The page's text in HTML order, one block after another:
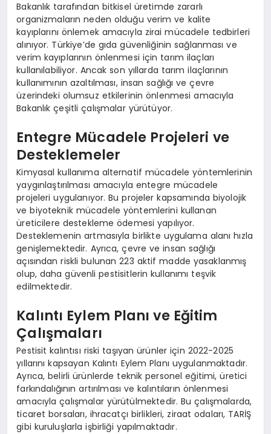
Bakanlık tarafından bitkisel üretimde zararlı
organizmaların neden olduğu verim ve kalite
kayıplarını önlemek amacıyla zirai mücadele tedbirleri
alınıyor. Türkiye’de gıda güvenliğinin sağlanması ve
verim kayıplarının önlenmesi için tarım ilaçları
kullanılabiliyor. Ancak son yıllarda tarım ilaçlarının
kullanımının azaltılması, insan sağlığı ve çevre
üzerindeki olumsuz etkilerinin önlenmesi amacıyla
Bakanlık çeşitli çalışmalar yürütüyor.
Entegre Mücadele Projeleri ve
Desteklemeler
Kimyasal kullanıma alternatif mücadele yöntemlerinin
yaygınlaştırılması amacıyla entegre mücadele
projeleri uygulanıyor. Bu projeler kapsamında biyolojik
ve biyoteknik mücadele yöntemlerini kullanan
üreticilere destekleme ödemesi yapılıyor.
Desteklemenin artmasıyla birlikte uygulama alanı hızla
genişlemektedir. Ayrıca, çevre ve insan sağlığı
açısından riskli bulunan 223 aktif madde yasaklanmış
olup, daha güvenli pestisitlerin kullanımı teşvik
edilmektedir.
Kalıntı Eylem Planı ve Eğitim
Çalışmaları
Pestisit kalıntısı riski taşıyan ürünler için 2022-2025
yıllarını kapsayan Kalıntı Eylem Planı uygulanmaktadır.
Ayrıca, belirli ürünlerde teknik personel eğitimi, üretici
farkındalığının artırılması ve kalıntıların önlenmesi
amacıyla çalışmalar yürütülmektedir. Bu çalışmalarda,
ticaret borsaları, ihracatçı birlikleri, ziraat odaları, TARİŞ
gibi kuruluşlarla işbirliği yapılmaktadır.